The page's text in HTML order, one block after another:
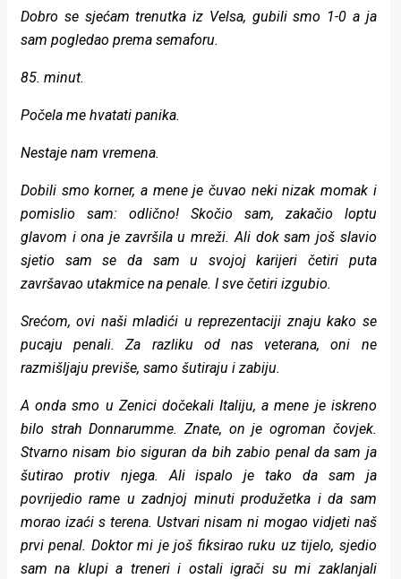
Dobro se sjećam trenutka iz Velsa, gubili smo 1-0 a ja
sam pogledao prema semaforu.
85. minut.
Počela me hvatati panika.
Nestaje nam vremena.
Dobili smo korner, a mene je čuvao neki nizak momak i
pomislio sam: odlično! Skočio sam, zakačio loptu
glavom i ona je završila u mreži. Ali dok sam još slavio
sjetio sam se da sam u svojoj karijeri četiri puta
završavao utakmice na penale. I sve četiri izgubio.
Srećom, ovi naši mladići u reprezentaciji znaju kako se
pucaju penali. Za razliku od nas veterana, oni ne
razmišljaju previše, samo šutiraju i zabiju.
A onda smo u Zenici dočekali Italiju, a mene je iskreno
bilo strah Donnarumme. Znate, on je ogroman čovjek.
Stvarno nisam bio siguran da bih zabio penal da sam ja
šutirao protiv njega. Ali ispalo je tako da sam ja
povrijedio rame u zadnjoj minuti produžetka i da sam
morao izaći s terena. Ustvari nisam ni mogao vidjeti naš
prvi penal. Doktor mi je još fiksirao ruku uz tijelo, sjedio
sam na klupi a treneri i ostali igrači su mi zaklanjali